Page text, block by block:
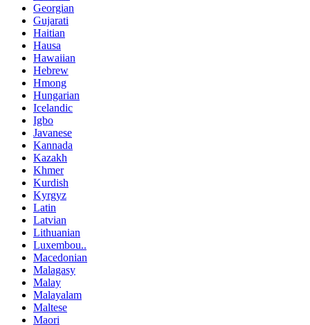
Georgian
Gujarati
Haitian
Hausa
Hawaiian
Hebrew
Hmong
Hungarian
Icelandic
Igbo
Javanese
Kannada
Kazakh
Khmer
Kurdish
Kyrgyz
Latin
Latvian
Lithuanian
Luxembou..
Macedonian
Malagasy
Malay
Malayalam
Maltese
Maori